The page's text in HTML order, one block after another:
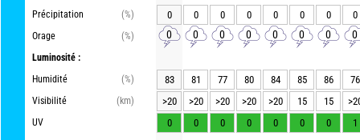
Précipitation
(%)
Orage
(%)
Luminosité :
Humidité
(%)
Visibilité
(km)
UV
0 0 0 0 0 0 0 0
0 0 0 0 0 0 0 0
83 81 77 80 84 85 86
76
>20
>20 >20 >20 >20 15 15
0
0 0 0 0 0 0 1